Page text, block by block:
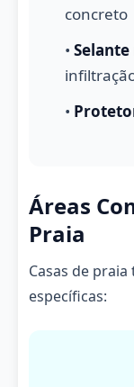
concreto
•
•
Áreas
Praia
Casas de
específicas: